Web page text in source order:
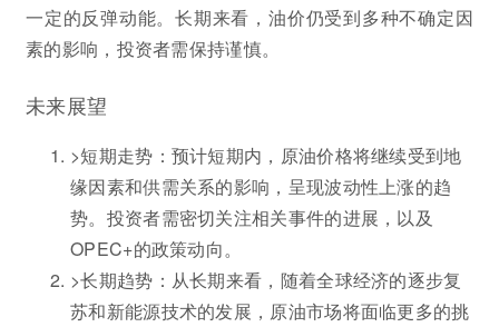
一定的反弹动能。长期来看，油价仍受到多种不确定因
素的影响，投资者需保持谨慎。
未来展望
>短期走势：预计短期内，原油价格将继续受到地
缘因素和供需关系的影响，呈现波动性上涨的趋
势。投资者需密切关注相关事件的进展，以及
OPEC+的政策动向。
>长期趋势：从长期来看，随着全球经济的逐步复
苏和新能源技术的发展，原油市场将面临更多的挑